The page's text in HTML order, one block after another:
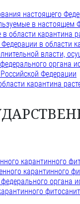
настоящего
в настоящем
области карантина
в области
власти,
органа
Федерации
карантина
карантинного
карантинного
органа